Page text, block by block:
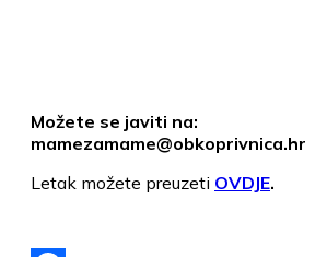
Možete se javiti na:
mamezamame@obkoprivnica.hr
Letak možete preuzeti OVDJE.